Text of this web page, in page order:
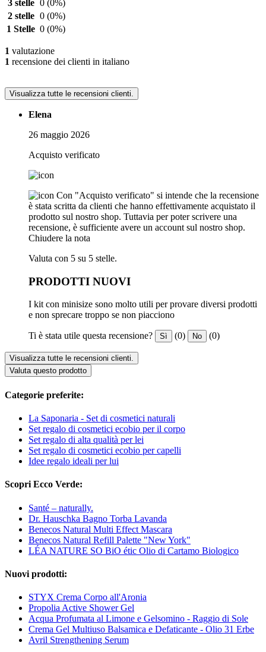
3 stelle 0 (0%)
2 stelle 0 (0%)
1 Stelle 0 (0%)
1 valutazione
1 recensione dei clienti in italiano
Visualizza tutte le recensioni clienti.
Elena
26 maggio 2026
Acquisto verificato
Con "Acquisto verificato" si intende che la recensione
è stata scritta da clienti che hanno effettivamente acquistato il
prodotto sul nostro shop. Tuttavia per poter scrivere una
recensione, è sufficiente avere un account sul nostro shop.
Chiudere la nota
Valuta con 5 su 5 stelle.
PRODOTTI NUOVI
I kit con minisize sono molto utili per provare diversi prodotti
e non sprecare troppo se non piacciono
Ti è stata utile questa recensione? Sì (0) No (0)
Visualizza tutte le recensioni clienti.
Valuta questo prodotto
Categorie preferite:
La Saponaria - Set di cosmetici naturali
Set regalo di cosmetici ecobio per il corpo
Set regalo di alta qualità per lei
Set regalo di cosmetici ecobio per capelli
Idee regalo ideali per lui
Scopri Ecco Verde:
Santé – naturally.
Dr. Hauschka Bagno Torba Lavanda
Benecos Natural Multi Effect Mascara
Benecos Natural Refill Palette "New York"
LÉA NATURE SO BiO étic Olio di Cartamo Biologico
Nuovi prodotti:
STYX Crema Corpo all'Aronia
Propolia Active Shower Gel
Acqua Profumata al Limone e Gelsomino - Raggio di Sole
Crema Gel Multiuso Balsamica e Defaticante - Olio 31 Erbe
Avril Strengthening Serum